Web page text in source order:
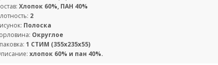
Хлопок 60%, ПАН 40%
2
Полоска
Округлое
1 СТИМ (355х235х55)
хлопок 60% и пан 40%.